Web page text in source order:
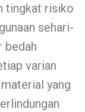
tingkat risiko
sehari-
bedah
varian
yang